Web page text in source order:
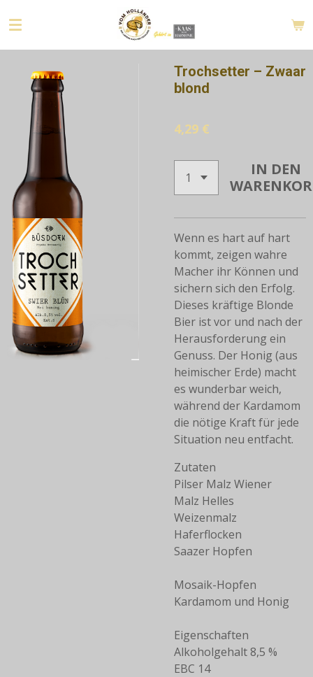
Hauptinhalt
springen
Trochsetter – Zwaar
blond
4,29 €
IN DEN
Wenn es hart auf hart
kommt, zeigen wahre
Macher ihr Können und
sichern sich den Erfolg.
Dieses kräftige Blonde
Bier ist vor und nach der
Herausforderung ein
Genuss. Der Honig (aus
heimischer Erde) macht
es wunderbar weich,
während der Kardamom
die nötige Kraft für jede
Situation neu entfacht.
Zutaten
Pilser Malz Wiener
Malz Helles
Weizenmalz
Haferflocken
Saazer Hopfen
Mosaik-Hopfen
Kardamom und Honig
Eigenschaften
Alkoholgehalt 8,5 %
EBC 14